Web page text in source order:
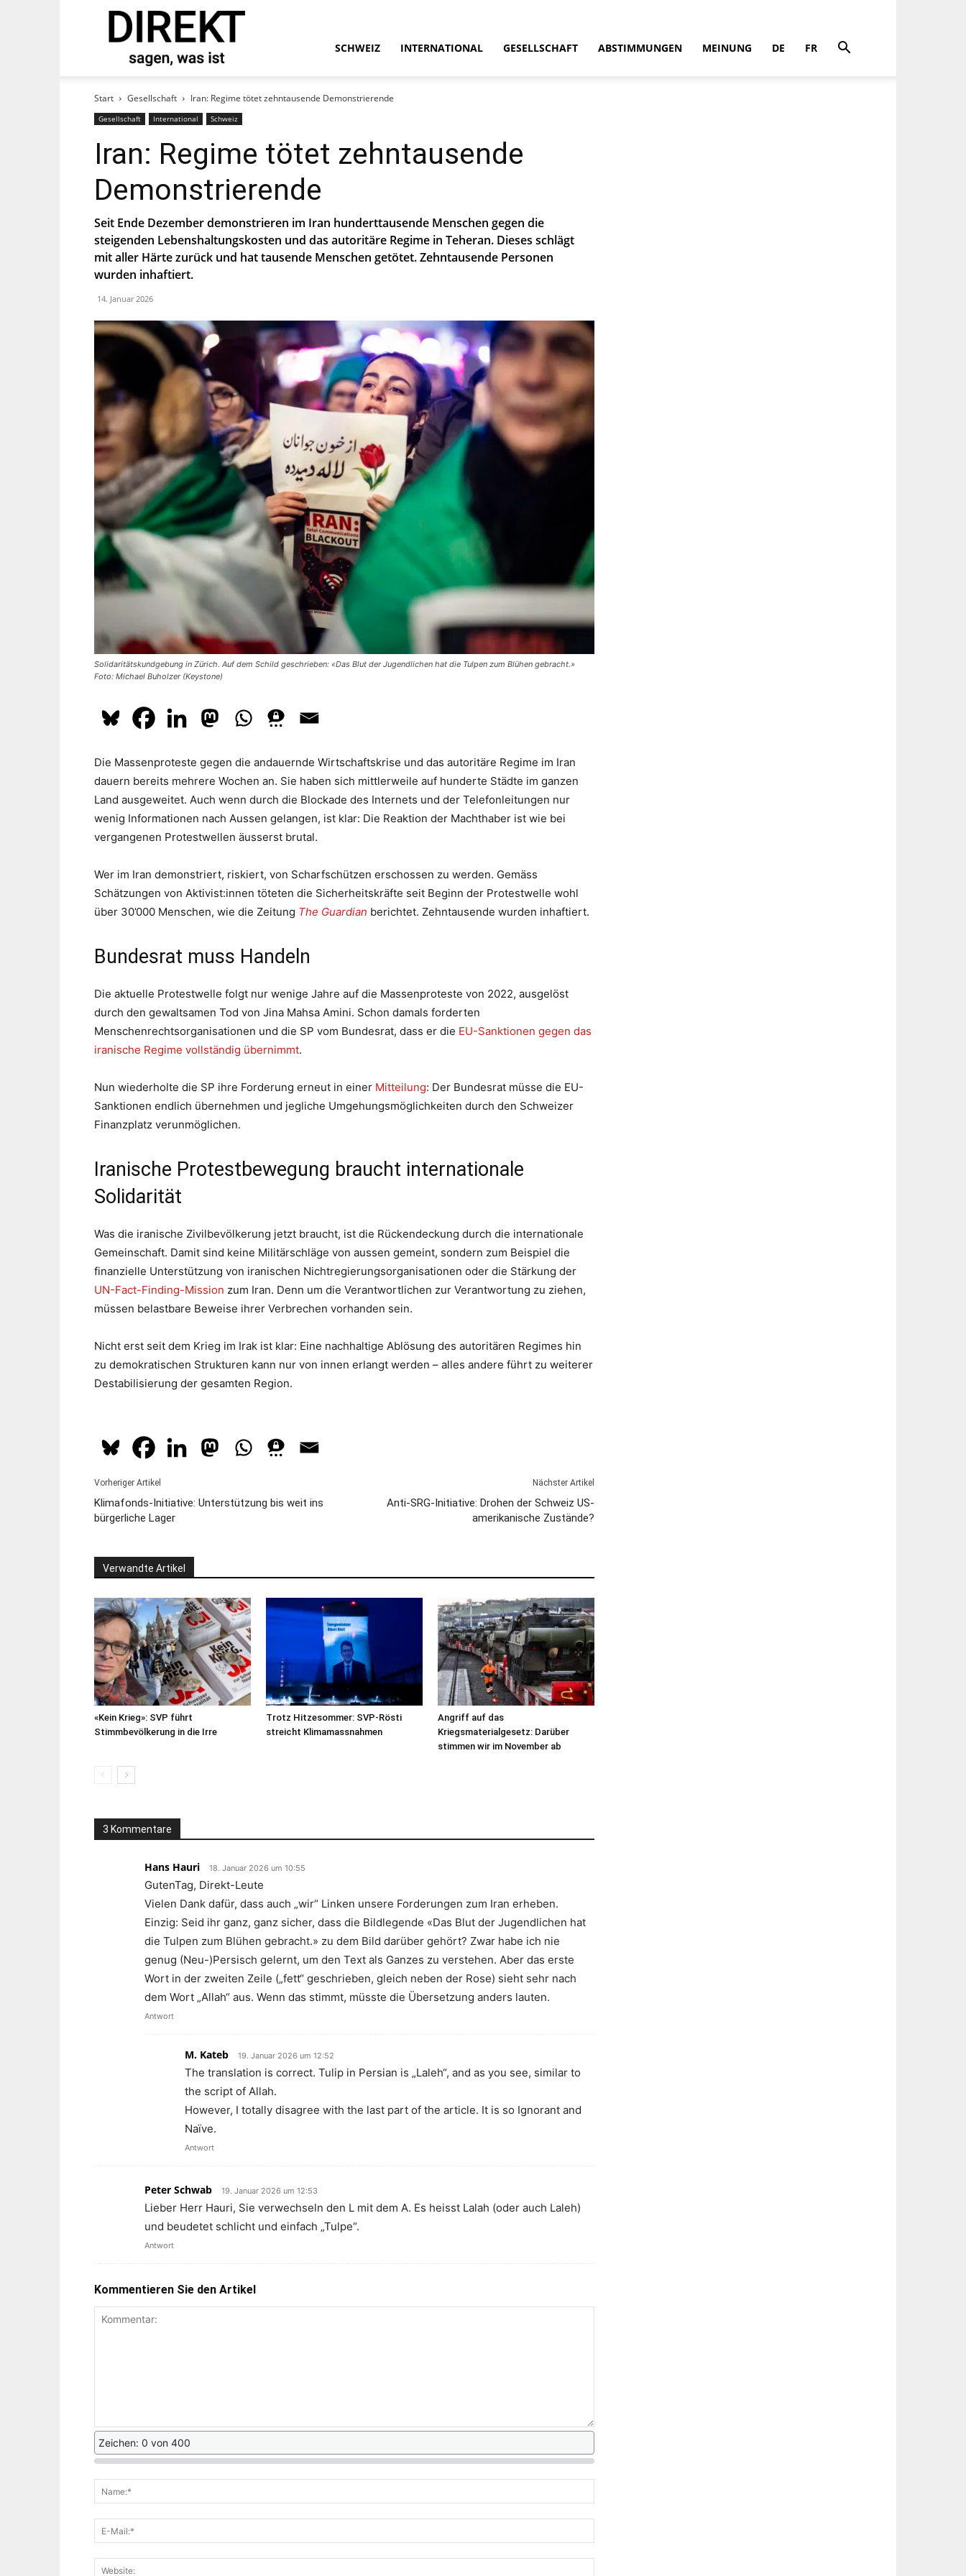
SCHWEIZ INTERNATIONAL GESELLSCHAFT ABSTIMMUNGEN MEINUNG DE FR
Start Gesellschaft Iran: Regime tötet zehntausende Demonstrierende
Gesellschaft International Schweiz
Iran: Regime tötet zehntausende
Demonstrierende
Seit Ende Dezember demonstrieren im Iran hunderttausende Menschen gegen die
steigenden Lebenshaltungskosten und das autoritäre Regime in Teheran. Dieses schlägt
mit aller Härte zurück und hat tausende Menschen getötet. Zehntausende Personen
wurden inhaftiert.
14. Januar 2026
Solidaritätskundgebung in Zürich. Auf dem Schild geschrieben: «Das Blut der Jugendlichen hat die Tulpen zum Blühen gebracht.»
Foto: Michael Buholzer (Keystone)
Die Massenproteste gegen die andauernde Wirtschaftskrise und das autoritäre Regime im Iran
dauern bereits mehrere Wochen an. Sie haben sich mittlerweile auf hunderte Städte im ganzen
Land ausgeweitet. Auch wenn durch die Blockade des Internets und der Telefonleitungen nur
wenig Informationen nach Aussen gelangen, ist klar: Die Reaktion der Machthaber ist wie bei
vergangenen Protestwellen äusserst brutal.
Wer im Iran demonstriert, riskiert, von Scharfschützen erschossen zu werden. Gemäss
Schätzungen von Aktivist:innen töteten die Sicherheitskräfte seit Beginn der Protestwelle wohl
über 30’000 Menschen, wie die Zeitung The Guardian berichtet. Zehntausende wurden inhaftiert.
Bundesrat muss Handeln
Die aktuelle Protestwelle folgt nur wenige Jahre auf die Massenproteste von 2022, ausgelöst
durch den gewaltsamen Tod von Jina Mahsa Amini. Schon damals forderten
Menschenrechtsorganisationen und die SP vom Bundesrat, dass er die EU-Sanktionen gegen das
iranische Regime vollständig übernimmt.
Nun wiederholte die SP ihre Forderung erneut in einer Mitteilung: Der Bundesrat müsse die EU-
Sanktionen endlich übernehmen und jegliche Umgehungsmöglichkeiten durch den Schweizer
Finanzplatz verunmöglichen.
Iranische Protestbewegung braucht internationale
Solidarität
Was die iranische Zivilbevölkerung jetzt braucht, ist die Rückendeckung durch die internationale
Gemeinschaft. Damit sind keine Militärschläge von aussen gemeint, sondern zum Beispiel die
finanzielle Unterstützung von iranischen Nichtregierungsorganisationen oder die Stärkung der
UN-Fact-Finding-Mission zum Iran. Denn um die Verantwortlichen zur Verantwortung zu ziehen,
müssen belastbare Beweise ihrer Verbrechen vorhanden sein.
Nicht erst seit dem Krieg im Irak ist klar: Eine nachhaltige Ablösung des autoritären Regimes hin
zu demokratischen Strukturen kann nur von innen erlangt werden – alles andere führt zu weiterer
Destabilisierung der gesamten Region.
Vorheriger Artikel
Klimafonds-Initiative: Unterstützung bis weit ins
bürgerliche Lager
Nächster Artikel
Anti-SRG-Initiative: Drohen der Schweiz US-
amerikanische Zustände?
Verwandte Artikel
«Kein Krieg»: SVP führt
Stimmbevölkerung in die Irre
Trotz Hitzesommer: SVP-Rösti
streicht Klimamassnahmen
Angriff auf das
Kriegsmaterialgesetz: Darüber
stimmen wir im November ab
3 Kommentare
Hans Hauri 18. Januar 2026 um 10:55
GutenTag, Direkt-Leute
Vielen Dank dafür, dass auch „wir“ Linken unsere Forderungen zum Iran erheben.
Einzig: Seid ihr ganz, ganz sicher, dass die Bildlegende «Das Blut der Jugendlichen hat
die Tulpen zum Blühen gebracht.» zu dem Bild darüber gehört? Zwar habe ich nie
genug (Neu-)Persisch gelernt, um den Text als Ganzes zu verstehen. Aber das erste
Wort in der zweiten Zeile („fett“ geschrieben, gleich neben der Rose) sieht sehr nach
dem Wort „Allah“ aus. Wenn das stimmt, müsste die Übersetzung anders lauten.
Antwort
M. Kateb 19. Januar 2026 um 12:52
The translation is correct. Tulip in Persian is „Laleh“, and as you see, similar to
the script of Allah.
However, I totally disagree with the last part of the article. It is so Ignorant and
Naïve.
Antwort
Peter Schwab 19. Januar 2026 um 12:53
Lieber Herr Hauri, Sie verwechseln den L mit dem A. Es heisst Lalah (oder auch Laleh)
und beudetet schlicht und einfach „Tulpe“.
Antwort
Kommentieren Sie den Artikel
Zeichen: 0 von 400
und abonnieren Sie
stimmst Du zu, dass die SP Dich auf